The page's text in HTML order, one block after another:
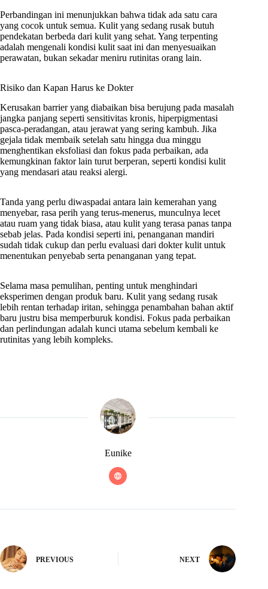
Perbandingan ini menunjukkan bahwa tidak ada satu cara
yang cocok untuk semua. Kulit yang sedang rusak butuh
pendekatan berbeda dari kulit yang sehat. Yang terpenting
adalah mengenali kondisi kulit saat ini dan menyesuaikan
perawatan, bukan sekadar meniru rutinitas orang lain.
Risiko dan Kapan Harus ke Dokter
Kerusakan barrier yang diabaikan bisa berujung pada masalah
jangka panjang seperti sensitivitas kronis, hiperpigmentasi
pasca-peradangan, atau jerawat yang sering kambuh. Jika
gejala tidak membaik setelah satu hingga dua minggu
menghentikan eksfoliasi dan fokus pada perbaikan, ada
kemungkinan faktor lain turut berperan, seperti kondisi kulit
yang mendasari atau reaksi alergi.
Tanda yang perlu diwaspadai antara lain kemerahan yang
menyebar, rasa perih yang terus-menerus, munculnya lecet
atau ruam yang tidak biasa, atau kulit yang terasa panas tanpa
sebab jelas. Pada kondisi seperti ini, penanganan mandiri
sudah tidak cukup dan perlu evaluasi dari dokter kulit untuk
menentukan penyebab serta penanganan yang tepat.
Selama masa pemulihan, penting untuk menghindari
eksperimen dengan produk baru. Kulit yang sedang rusak
lebih rentan terhadap iritan, sehingga penambahan bahan aktif
baru justru bisa memperburuk kondisi. Fokus pada perbaikan
dan perlindungan adalah kunci utama sebelum kembali ke
rutinitas yang lebih kompleks.
Eunike
PREVIOUS NEXT